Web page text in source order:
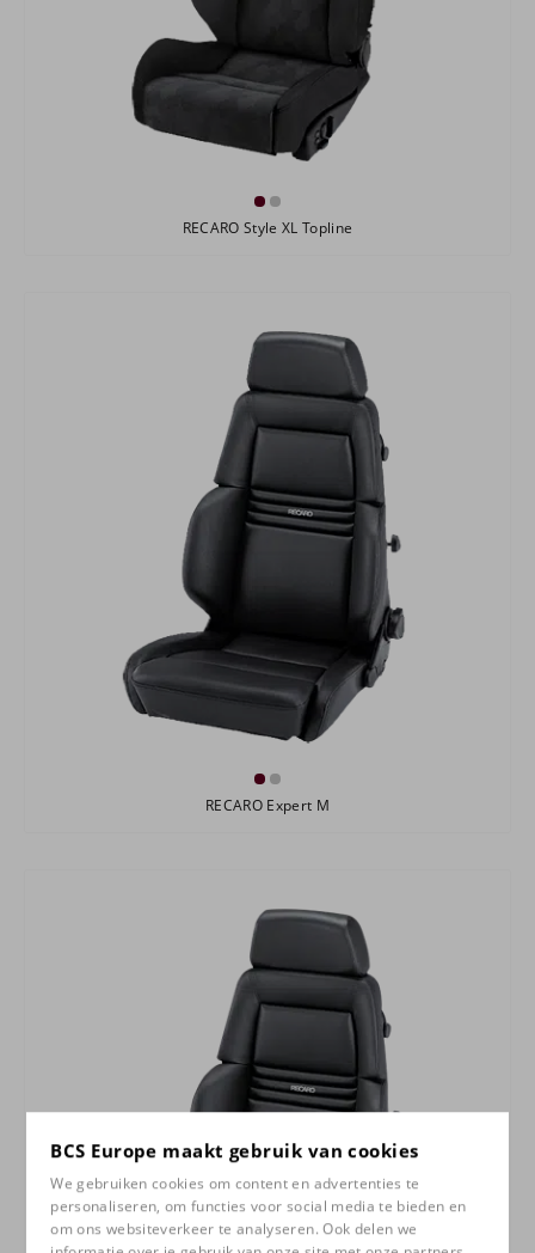
BCS Europe maakt gebruik van cookies
We gebruiken cookies om content en advertenties te
personaliseren, om functies voor social media te bieden en
om ons websiteverkeer te analyseren. Ook delen we
RECARO Style XL Topline
RECARO Expert M